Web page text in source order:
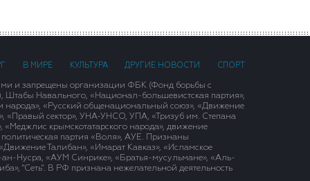
В МИРЕ КУЛЬТУРА ДРУГИЕ НОВОСТИ СПОРТ
и запрещены организации ФБК (Фонд борьбы с
Штабы Навального, «Национал-большевистская партия»,
народа», «Русский общенациональный союз», «Движение
«Правый сектор», УНА-УНСО, УПА, «Тризуб им. Степана
крымскотатарского народа», движение
политическая партия «Воля», АУЕ. Признаны
Талибан», «Имарат Кавказ», «Исламское
ан-Нусра, «АУМ Синрике», «Братья-мусульмане», «Аль-
"Сеть". В РФ признана нежелательной деятельность